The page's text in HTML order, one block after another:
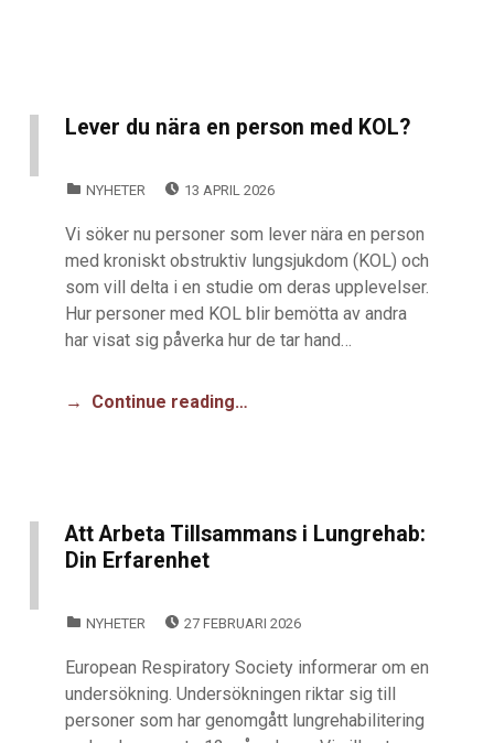
Lever du nära en person med KOL?
NYHETER
13 APRIL 2026
Vi söker nu personer som lever nära en person
med kroniskt obstruktiv lungsjukdom (KOL) och
som vill delta i en studie om deras upplevelser.
Hur personer med KOL blir bemötta av andra
har visat sig påverka hur de tar hand…
Continue reading…
Att Arbeta Tillsammans i Lungrehab:
Din Erfarenhet
NYHETER
27 FEBRUARI 2026
European Respiratory Society informerar om en
undersökning. Undersökningen riktar sig till
personer som har genomgått lungrehabilitering